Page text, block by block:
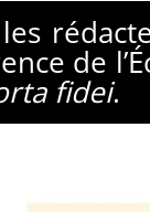
de
fidei.